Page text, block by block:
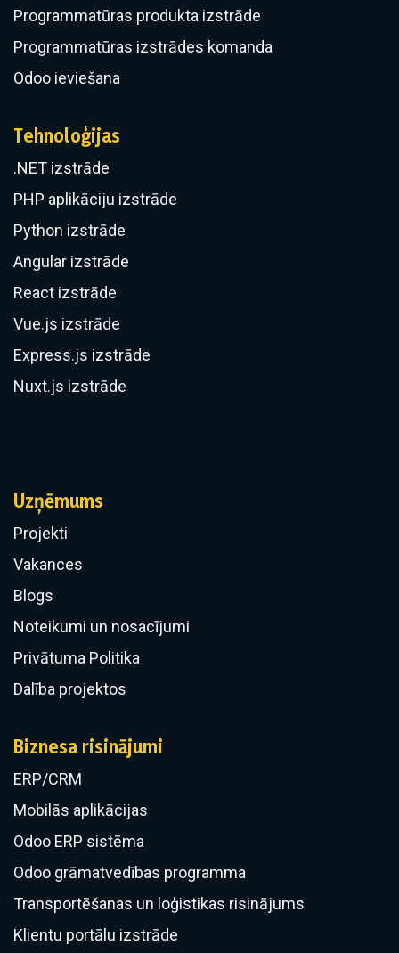
Programmatūras produkta izstrāde
Programmatūras izstrādes komanda
Odoo ieviešana
Tehnoloģijas
.NET izstrāde
PHP aplikāciju izstrāde
Python izstrāde
Angular izstrāde
React izstrāde
Vue.js izstrāde
Express.js izstrāde
Nuxt.js izstrāde
Uzņēmums
Projekti
Vakances
Blogs
Noteikumi un nosacījumi
Privātuma Politika
Dalība projektos
Biznesa risinājumi
ERP/CRM
​Mobilās aplikācijas
Odoo ERP sistēma
Odoo grāmatvedības programma
Transportēšanas un loģistikas risinājums
Klientu portālu izstrāde